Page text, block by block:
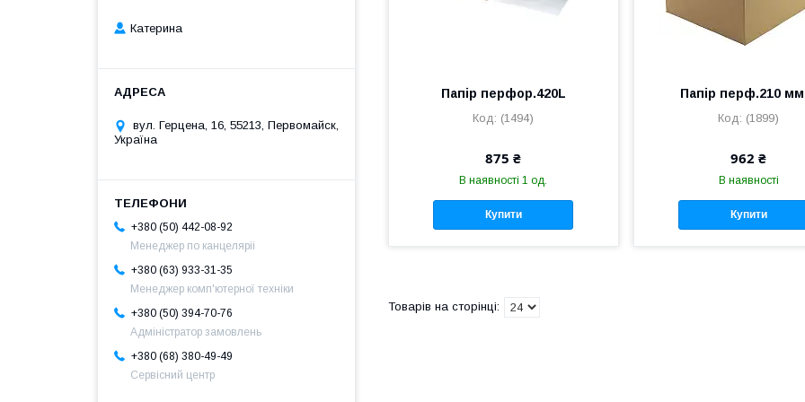
Папір перфор.420L
(1494)
875 ₴
В наявності 1 од.
Купити
Папір перф.210
(1899)
962 ₴
В наявності
Купити
Катерина
вул. Герцена, 16, 55213, Первомайск,
Україна
+380 (50) 442-08-92
Менеджер по канцеляріі
+380 (63) 933-31-35
Менеджер комп'ютерної техніки
+380 (50) 394-70-76
Адміністратор замовлень
+380 (68) 380-49-49
Сервісний центр